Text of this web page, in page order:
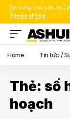
By using this site, you
Terms of Use.
Home Tin tức /
Thẻ: số
hoạch